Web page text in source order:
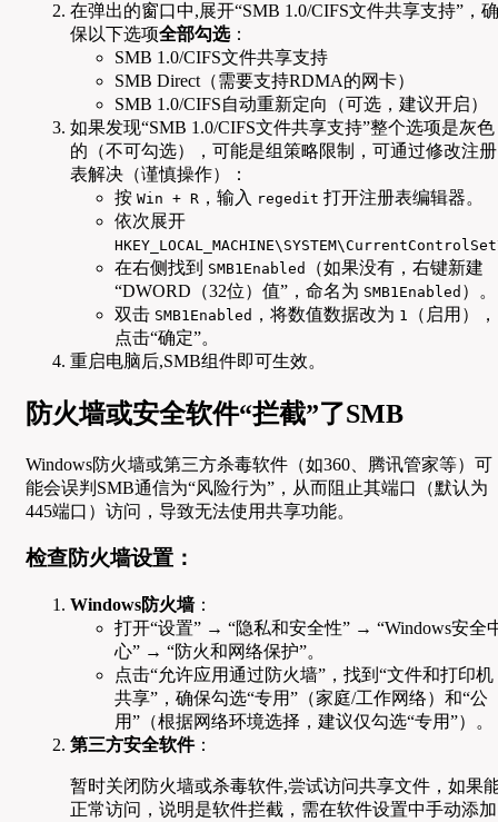
在弹出的窗口中,展开“SMB 1.0/CIFS文件共享支持”，确
保以下选项全部勾选：
SMB 1.0/CIFS文件共享支持
SMB Direct（需要支持RDMA的网卡）
SMB 1.0/CIFS自动重新定向（可选，建议开启）
如果发现“SMB 1.0/CIFS文件共享支持”整个选项是灰色
的（不可勾选），可能是组策略限制，可通过修改注册
表解决（谨慎操作）：
按 Win + R ，输入 regedit 打开注册表编辑器。
依次展开
在右侧找到 SMB1Enabled
（如果没有，右键新建
“DWORD（32位）值”，命名为 SMB1Enabled ）。
双击 SMB1Enabled ，将数值数据改为 1
（启用），
点击“确定”。
重启电脑后,SMB组件即可生效。
防火墙或安全软件“拦截”了SMB
Windows防火墙或第三方杀毒软件（如360、腾讯管家等）可
能会误判SMB通信为“风险行为”，从而阻止其端口（默认为
445端口）访问，导致无法使用共享功能。
检查防火墙设置：
Windows防火墙：
打开“设置” → “隐私和安全性” → “Windows安全
心” → “防火和网络保护”。
点击“允许应用通过防火墙”，找到“文件和打印机
共享”，确保勾选“专用”（家庭/工作网络）和“公
用”（根据网络环境选择，建议仅勾选“专用”）。
第三方安全软件：
暂时关闭防火墙或杀毒软件,尝试访问共享文件，如果
正常访问，说明是软件拦截，需在软件设置中手动添加